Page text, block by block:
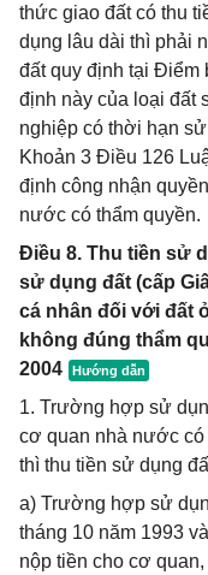
thức giao đất có thu
dụng lâu dài thì phải
đất quy định tại Điểm
định này của loại đất
nghiệp có thời hạn
Khoản 3 Điều 126
định công nhận
nước có thẩm quyền.
Điều 8. Thu tiền sử
sử dụng đất (cấp
cá nhân đối với đất
không đúng thẩm
2004
1. Trường hợp sử
cơ quan nhà nước có
thì thu tiền sử dụng
a) Trường hợp sử
tháng 10 năm 1993
nộp tiền cho cơ